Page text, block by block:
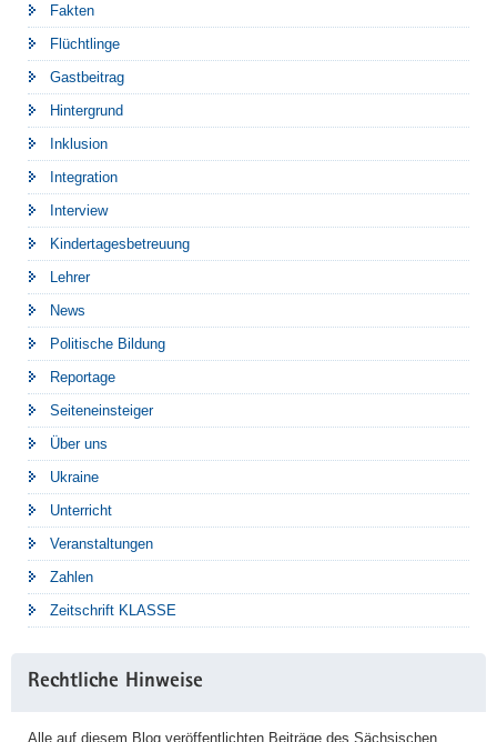
Fakten
Flüchtlinge
Gastbeitrag
Hintergrund
Inklusion
Integration
Interview
Kindertagesbetreuung
Lehrer
News
Politische Bildung
Reportage
Seiteneinsteiger
Über uns
Ukraine
Unterricht
Veranstaltungen
Zahlen
Zeitschrift KLASSE
Rechtliche Hinweise
Alle auf diesem Blog veröffentlichten Beiträge des Sächsischen